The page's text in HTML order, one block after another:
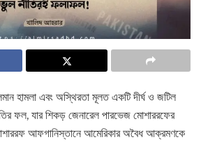
হামলা এবং অস্থিরতা মূলত একটি দীর্ঘ ও জটিল
ফল, যার শিকড় জেনারেল পারভেজ মোশাররফের
আফগানিস্তানে আমেরিকার অবৈধ আক্রমণকে